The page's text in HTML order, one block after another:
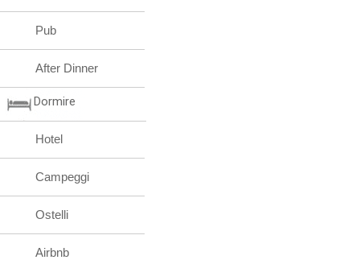
Pub
After Dinner
Dormire
Hotel
Campeggi
Ostelli
Airbnb